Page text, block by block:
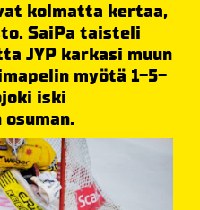
kolmatta kertaa,
SaiPa taisteli
JYP karkasi muun
myötä 1-5-
iski